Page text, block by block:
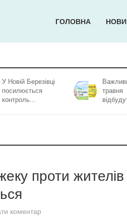
ГОЛОВНА
У Новій Березівці
посилюється
контроль...
травня
проти жителів
коментар